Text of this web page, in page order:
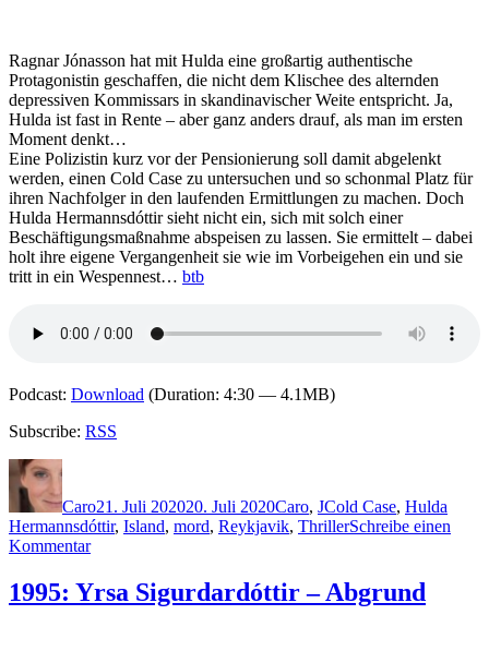
Ragnar Jónasson hat mit Hulda eine großartig authentische
Protagonistin geschaffen, die nicht dem Klischee des alternden
depressiven Kommissars in skandinavischer Weite entspricht. Ja,
Hulda ist fast in Rente – aber ganz anders drauf, als man im ersten
Moment denkt…
Eine Polizistin kurz vor der Pensionierung soll damit abgelenkt
werden, einen Cold Case zu untersuchen und so schonmal Platz für
ihren Nachfolger in den laufenden Ermittlungen zu machen. Doch
Hulda Hermannsdóttir sieht nicht ein, sich mit solch einer
Beschäftigungsmaßnahme abspeisen zu lassen. Sie ermittelt – dabei
holt ihre eigene Vergangenheit sie wie im Vorbeigehen ein und sie
tritt in ein Wespennest… btb
Podcast: Download (Duration: 4:30 — 4.1MB)
Subscribe: RSS
Autor
Caro21. Juli 202020. Juli 2020Caro, JCold Case, Hulda
Hermannsdóttir, Island, mord, Reykjavik, ThrillerSchreibe einen
Kommentarzu
Ragnar
Jónasson
1995: Yrsa Sigurdardóttir – Abgrund